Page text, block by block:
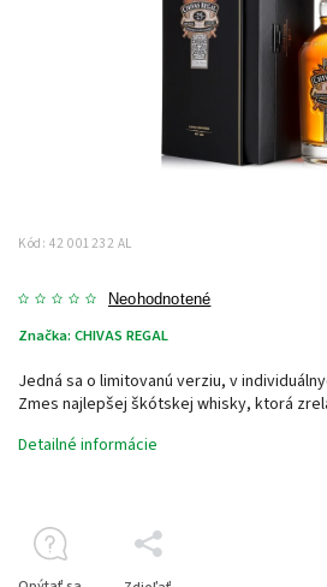
Kód: 42 001232 AL
Neohodnotené
Značka: CHIVAS REGAL
Jedná sa o limitovanú verziu, v
Zmes najlepšej škótskej whisky, ktorá
Detailné informácie